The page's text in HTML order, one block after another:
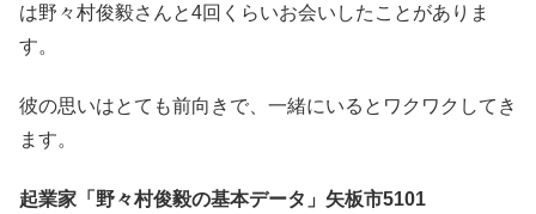
は野々村俊毅さんと4回くらいお会いしたことがありま
す。
彼の思いはとても前向きで、一緒にいるとワクワクしてき
ます。
起業家「野々村俊毅の基本データ」矢板市5101